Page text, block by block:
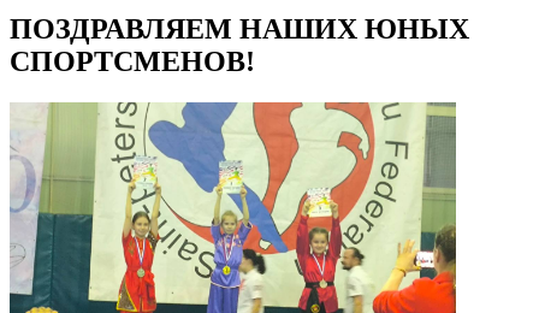
ПОЗДРАВЛЯЕМ НАШИХ ЮНЫХ
СПОРТСМЕНОВ!